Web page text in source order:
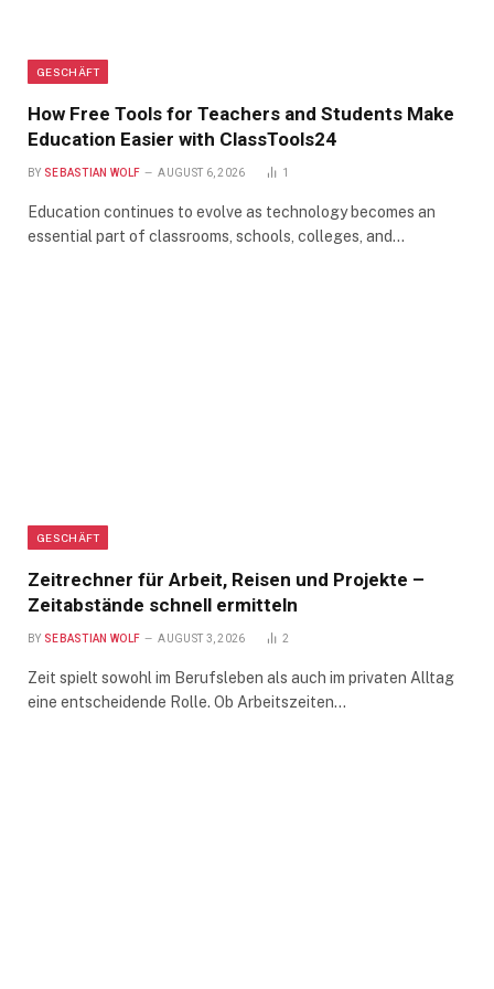
GESCHÄFT
How Free Tools for Teachers and Students Make
Education Easier with ClassTools24
BY SEBASTIAN WOLF AUGUST 6, 2026 1
Education continues to evolve as technology becomes an
essential part of classrooms, schools, colleges, and…
GESCHÄFT
Zeitrechner für Arbeit, Reisen und Projekte –
Zeitabstände schnell ermitteln
BY SEBASTIAN WOLF AUGUST 3, 2026 2
Zeit spielt sowohl im Berufsleben als auch im privaten Alltag
eine entscheidende Rolle. Ob Arbeitszeiten…